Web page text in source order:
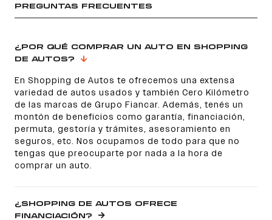
PREGUNTAS FRECUENTES
¿POR QUÉ COMPRAR UN AUTO EN SHOPPING
DE AUTOS?
En Shopping de Autos te ofrecemos una extensa
variedad de autos usados y también Cero Kilómetro
de las marcas de Grupo Fiancar. Además, tenés un
montón de beneficios como garantía, financiación,
permuta, gestoría y trámites, asesoramiento en
seguros, etc. Nos ocupamos de todo para que no
tengas que preocuparte por nada a la hora de
comprar un auto.
¿SHOPPING DE AUTOS OFRECE
FINANCIACIÓN?